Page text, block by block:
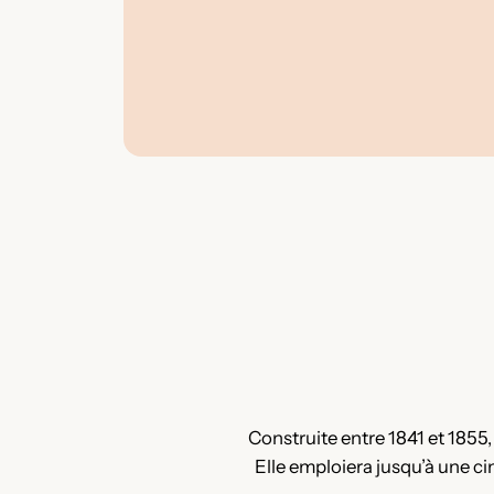
Construite entre 1841 et
Elle emploiera jusqu’à une